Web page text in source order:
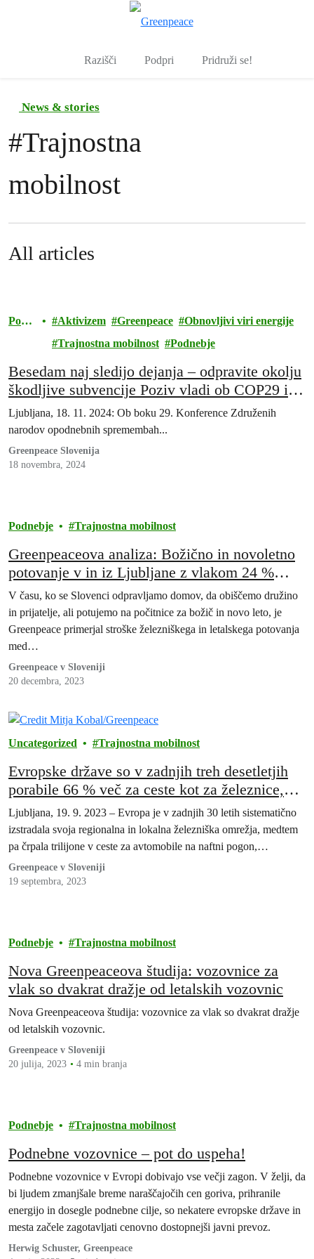
Razišči Podpri Pridruži se!
News & stories
#Trajnostna
mobilnost
All articles
Podn
Aktivizem Greenpeace
Obnovljivi viri energije
Trajnostna mobilnost
Podnebje
Besedam naj sledijo dejanja – odpravite okolju
škodljive subvencije Poziv vladi ob COP29 in
sprejemanju Podnebnega zakona
Ljubljana, 18. 11. 2024: Ob boku 29. Konference Združenih
narodov opodnebnih spremembah...
Greenpeace Slovenija
18 novembra, 2024
Podnebje Trajnostna mobilnost
Greenpeaceova analiza: Božično in novoletno
potovanje v in iz Ljubljane z vlakom 24 %
dražje kot z letalom
V času, ko se Slovenci odpravljamo domov, da obiščemo družino
in prijatelje, ali potujemo na počitnice za božič in novo leto, je
Greenpeace primerjal stroške železniškega in letalskega potovanja
med…
Greenpeace v Sloveniji
20 decembra, 2023
Uncategorized Trajnostna mobilnost
Evropske države so v zadnjih treh desetletjih
porabile 66 % več za ceste kot za železnice,
kar je močno skrčilo železniško omrežje, kaže
nova analiza
Ljubljana, 19. 9. 2023 – Evropa je v zadnjih 30 letih sistematično
izstradala svoja regionalna in lokalna železniška omrežja, medtem
pa črpala trilijone v ceste za avtomobile na naftni pogon,…
Greenpeace v Sloveniji
19 septembra, 2023
Podnebje Trajnostna mobilnost
Nova Greenpeaceova študija: vozovnice za
vlak so dvakrat dražje od letalskih vozovnic
Nova Greenpeaceova študija: vozovnice za vlak so dvakrat dražje
od letalskih vozovnic.
Greenpeace v Sloveniji
20 julija, 2023
4 min branja
Podnebje Trajnostna mobilnost
Podnebne vozovnice – pot do uspeha!
Podnebne vozovnice v Evropi dobivajo vse večji zagon. V želji, da
bi ljudem zmanjšale breme naraščajočih cen goriva, prihranile
energijo in dosegle podnebne cilje, so nekatere evropske države in
mesta začele zagotavljati cenovno dostopnejši javni prevoz.
Herwig Schuster, Greenpeace